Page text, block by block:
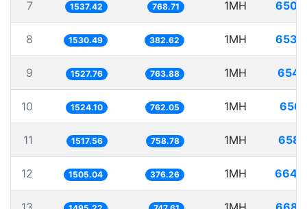
7 1537.42 768.71 1MH
8 1530.49 382.62 1MH
9 1527.76 763.88 1MH
10 1524.10 762.05 1MH
11 1517.56 758.78 1MH
12 1505.04 376.26 1MH